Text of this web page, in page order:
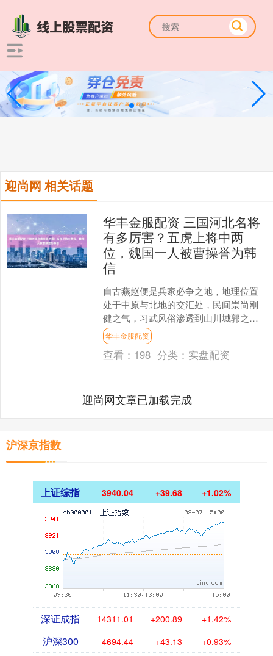
迎尚网 相关话题
华丰金服配资 三国河北名将
有多厉害？五虎上将中两
位，魏国一人被曹操誉为韩
信
自古燕赵便是兵家必争之地，地理位置
处于中原与北地的交汇处，民间崇尚刚
健之气，习武风俗渗透到山川城郭之
间，因此这里走出不少智勇双全的名
将。在三国时代，河北籍的将领....
华丰金服配资
查看： 198 分类： 实盘配资
迎尚网文章已加载完成
沪深京指数
上证综指 3940.04 +39.68 +1.02%
深证成指 14311.01 +200.89 +1.42%
沪深300 4694.44 +43.13 +0.93%